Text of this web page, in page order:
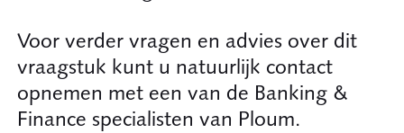
Voor verder vragen en advies over dit
vraagstuk kunt u natuurlijk contact
opnemen met een van de Banking &
Finance specialisten van Ploum.